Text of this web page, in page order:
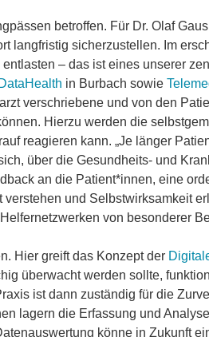
betroffen. Für Dr. Olaf
langfristig sicherzustellen. Im
– das ist eines unserer
DataHealth in Burbach sowie
verschriebene und von den
Hierzu werden die
reagieren kann. „Je länger
über die Gesundheits- und
an die Patient*innen, eine
und Selbstwirksamkeit
von besonderer
Hier greift das Konzept der
überwacht werden sollte,
ist dann zuständig für die
lagern die Erfassung und
könne in Zukunft